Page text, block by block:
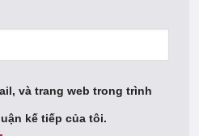
và trang web trong trình
kế tiếp của tôi.